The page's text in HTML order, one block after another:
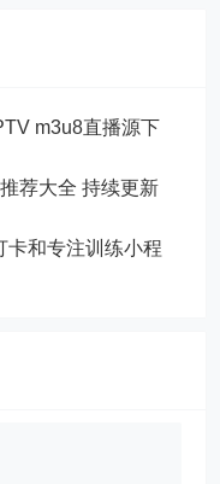
m3u8直播源下
荐大全 持续更新
卡和专注训练小程